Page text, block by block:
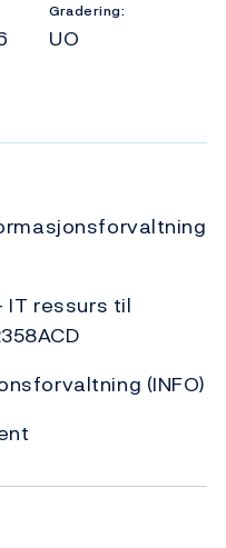
Gradering:
UO
IT ressurs til
(INFO)